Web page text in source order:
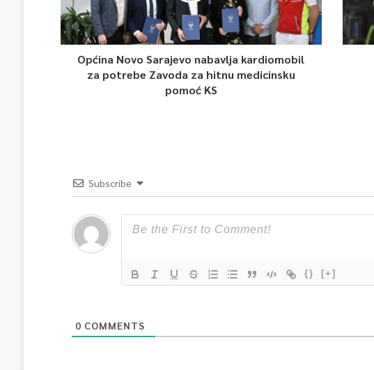
Općina Novo Sarajevo nabavlja kardiomobil
za potrebe Zavoda za hitnu medicinsku
pomoć KS
Subscribe
{} [+]
0 COMMENTS